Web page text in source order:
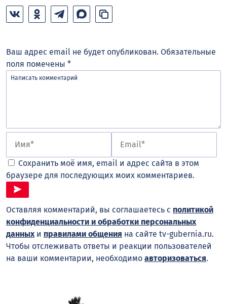
Ваш адрес email не будет опубликован. Обязательные
поля помечены *
Сохранить моё имя, email и адрес сайта в этом
браузере для последующих моих комментариев.
Оставляя комментарий, вы соглашаетесь с политикой
конфиденциальности и обработки персональных
данныхи правилами общения на сайте tv-gubernia.ru.
Чтобы отслеживать ответы и реакции пользователей
на ваши комментарии, необходимо авторизоваться.